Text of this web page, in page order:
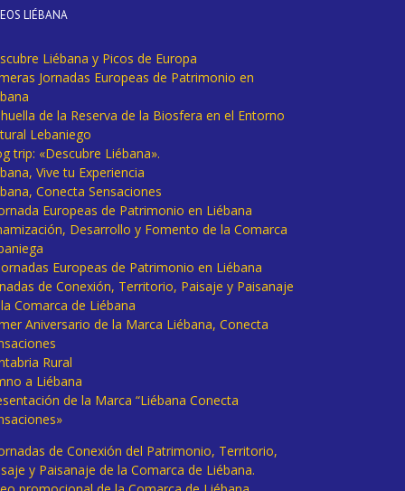
LIÉBANA
Liébana y Picos de Europa
Jornadas Europeas de Patrimonio en
de la Reserva de la Biosfera en el Entorno
Lebaniego
trip: «Descubre Liébana».
Vive tu Experiencia
Conecta Sensaciones
Europeas de Patrimonio en Liébana
Desarrollo y Fomento de la Comarca
Europeas de Patrimonio en Liébana
de Conexión, Territorio, Paisaje y Paisanaje
Comarca de Liébana
Aniversario de la Marca Liébana, Conecta
Rural
a Liébana
de la Marca “Liébana Conecta
de Conexión del Patrimonio, Territorio,
y Paisanaje de la Comarca de Liébana.